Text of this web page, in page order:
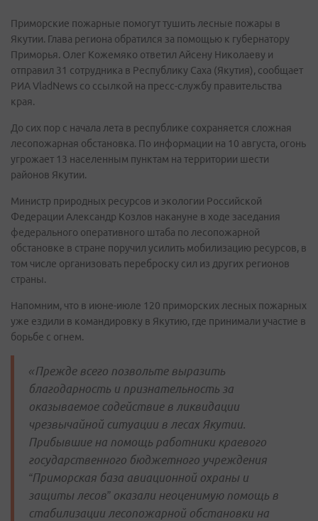
Приморские пожарные помогут тушить лесные пожары в
Якутии. Глава региона обратился за помощью к губернатору
Приморья. Олег Кожемяко ответил Айсену Николаеву и
отправил 31 сотрудника в Республику Саха (Якутия), сообщает
РИА VladNews со ссылкой на пресс-службу правительства
края.
До сих пор с начала лета в республике сохраняется сложная
лесопожарная обстановка. По информации на 10 августа, огонь
угрожает 13 населенным пунктам на территории шести
районов Якутии.
Министр природных ресурсов и экологии Российской
Федерации Александр Козлов накануне в ходе заседания
федерального оперативного штаба по лесопожарной
обстановке в стране поручил усилить мобилизацию ресурсов, в
том числе организовать переброску сил из других регионов
страны.
Напомним, что в июне-июле 120 приморских лесных пожарных
уже ездили в командировку в Якутию, где принимали участие в
борьбе с огнем.
«Прежде всего позвольте выразить
благодарность и признательность за
оказываемое содействие в ликвидации
чрезвычайной ситуации в лесах Якутии.
Прибывшие на помощь работники краевого
государственного бюджетного учреждения
“Приморская база авиационной охраны и
защиты лесов” оказали неоценимую помощь в
стабилизации лесопожарной обстановки на